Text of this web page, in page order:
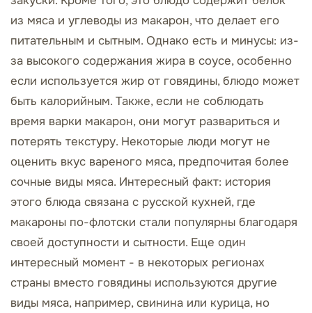
из мяса и углеводы из макарон, что делает его
питательным и сытным. Однако есть и минусы: из-
за высокого содержания жира в соусе, особенно
если используется жир от говядины, блюдо может
быть калорийным. Также, если не соблюдать
время варки макарон, они могут развариться и
потерять текстуру. Некоторые люди могут не
оценить вкус вареного мяса, предпочитая более
сочные виды мяса. Интересный факт: история
этого блюда связана с русской кухней, где
макароны по-флотски стали популярны благодаря
своей доступности и сытности. Еще один
интересный момент - в некоторых регионах
страны вместо говядины используются другие
виды мяса, например, свинина или курица, но